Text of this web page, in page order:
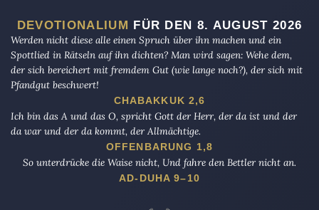
DEVOTIONALIUM
FÜR DEN 8. AUGUST 2026
Werden nicht diese alle einen Spruch über ihn machen und ein
Spottlied in Rätseln auf ihn dichten? Man wird sagen: Wehe dem,
der sich bereichert mit fremdem Gut (wie lange noch?), der sich mit
Pfandgut beschwert!
CHABAKKUK 2,6
Ich bin das A und das O, spricht Gott der Herr, der da ist und der
da war und der da kommt, der Allmächtige.
OFFENBARUNG 1,8
So unterdrücke die Waise nicht, Und fahre den Bettler nicht an.
AD-DUHA 9–10